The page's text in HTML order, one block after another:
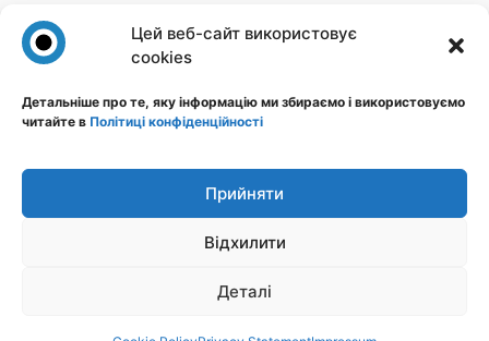
Цей веб-сайт використовує
cookies
Детальніше про те, яку інформацію ми збираємо і використовуємо
читайте в Політиці конфіденційності
Прийняти
Відхилити
Деталі
sales@novatalks.com.ua
Форма зворотного зв'язку
Ідеї
Правова інформація